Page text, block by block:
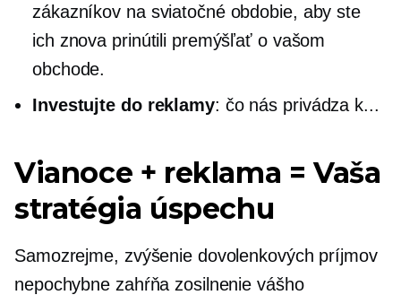
zákazníkov na sviatočné obdobie, aby ste
ich znova prinútili premýšľať o vašom
obchode.
Investujte do reklamy: čo nás privádza k...
Vianoce + reklama = Vaša
stratégia úspechu
Samozrejme, zvýšenie dovolenkových príjmov
nepochybne zahŕňa zosilnenie vášho